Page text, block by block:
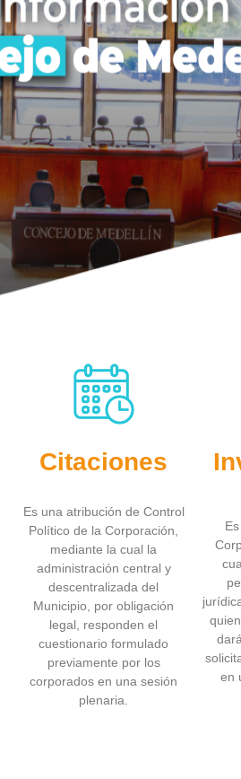
Citaciones
Es una atribución de Control
Político de la Corporación,
mediante la cual la
administración central y
descentralizada del
Municipio, por obligación
legal, responden el
cuestionario formulado
previamente por los
corporados en una sesión
plenaria.
en